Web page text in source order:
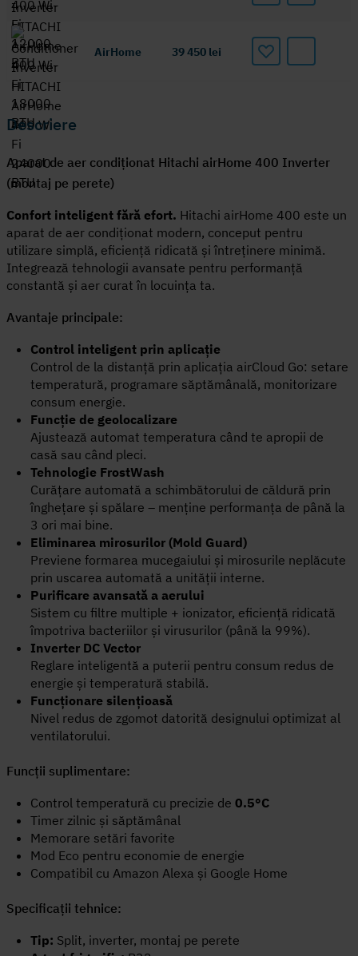
AirHome 39 450 lei
Descriere
Aparat de aer condiționat Hitachi airHome 400 Inverter
(montaj pe perete)
Confort inteligent fără efort. Hitachi airHome 400 este un
aparat de aer condiționat modern, conceput pentru
utilizare simplă, eficiență ridicată și întreținere minimă.
Integrează tehnologii avansate pentru performanță
constantă și aer curat în locuința ta.
Avantaje principale:
Control inteligent prin aplicație
Control de la distanță prin aplicația airCloud Go: setare
temperatură, programare săptămânală, monitorizare
consum energie.
Funcție de geolocalizare
Ajustează automat temperatura când te apropii de
casă sau când pleci.
Tehnologie FrostWash
Curățare automată a schimbătorului de căldură prin
înghețare și spălare – menține performanța de până la
3 ori mai bine.
Eliminarea mirosurilor (Mold Guard)
Previene formarea mucegaiului și mirosurile neplăcute
prin uscarea automată a unității interne.
Purificare avansată a aerului
Sistem cu filtre multiple + ionizator, eficiență ridicată
împotriva bacteriilor și virusurilor (până la 99%).
Inverter DC Vector
Reglare inteligentă a puterii pentru consum redus de
energie și temperatură stabilă.
Funcționare silențioasă
Nivel redus de zgomot datorită designului optimizat al
ventilatorului.
Funcții suplimentare:
Control temperatură cu precizie de 0.5°C
Timer zilnic și săptămânal
Memorare setări favorite
Mod Eco pentru economie de energie
Compatibil cu Amazon Alexa și Google Home
Specificații tehnice:
Tip: Split, inverter, montaj pe perete